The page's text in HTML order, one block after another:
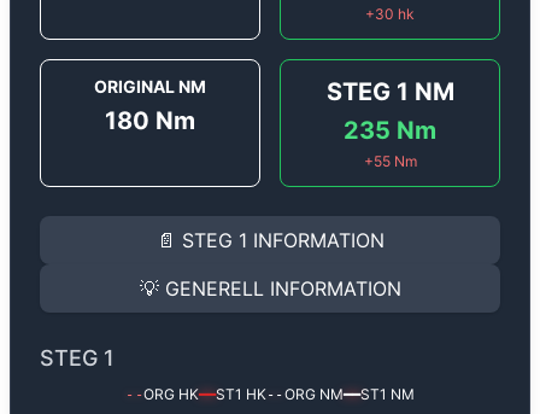
+30 hk
ORIGINAL NM
180 Nm
STEG 1 NM
235 Nm
+55Nm
📄 STEG 1 INFORMATION
INFORMATION
Steg 1
Renault Kangoo 1.9 DCi -
Effekten ökar från80 hk till110 hkoch
(+30 hk & +55 Nm).
Ger mer effekt, högre vridmoment, lägre
Steg 1 mjukvara justerar vi ett antal
💡 GENERELL INFORMATION
✅ All mjukvara är skräddarsydd för din bil
✅ Felsökning inann samt efter optimering
STEG 1
--ORG HK━━ST1 HK--ORG NM━━ST1 NM